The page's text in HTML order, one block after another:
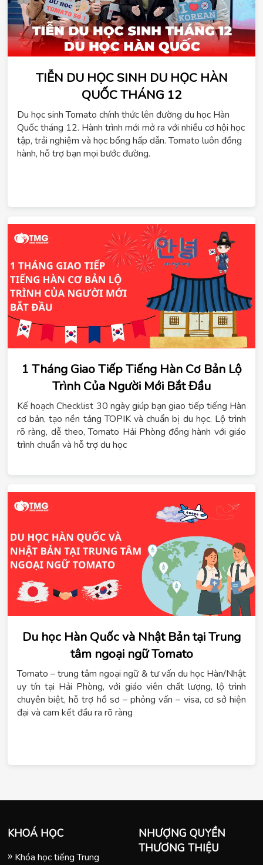
TIỄN DU HỌC SINH DU HỌC HÀN
QUỐC THÁNG 12
ChatGPT
đã
nói:
Du học sinh Tomato chính thức lên đường du học Hàn
Quốc tháng 12. Hành trình mới mở ra với nhiều cơ hội học
tập, trải nghiệm và học bổng hấp dẫn. Tomato luôn đồng
hành, hỗ trợ bạn mọi bước đường.
1 Tháng Giao Tiếp Tiếng Hàn Cơ Bản Lộ
Trình Của Người Mới Bắt Đầu
Kế hoạch Checklist 30 ngày giúp bạn giao tiếp tiếng Hàn
cơ bản, tạo nền tảng TOPIK và chuẩn bị du học. Lộ trình
rõ ràng, dễ theo, Tomato Hải Phòng đồng hành với giáo
trình chuẩn và hỗ trợ du học
Du học Hàn Quốc và Nhật Bản tại Trung
tâm ngoại ngữ Tomato
Tomato – trung tâm ngoại ngữ & tư vấn du học Hàn/Nhật
uy tín tại Hải Phòng, với giáo viên chất lượng, lộ trình
chuyên biệt, hỗ trợ hồ sơ – phỏng vấn – visa, cơ sở hiện
đại và cam kết đầu ra rõ ràng
KHOÁ HỌC
Khóa học tiếng Trung
NHƯỢNG QUYỀN
THƯƠNG THIỆU